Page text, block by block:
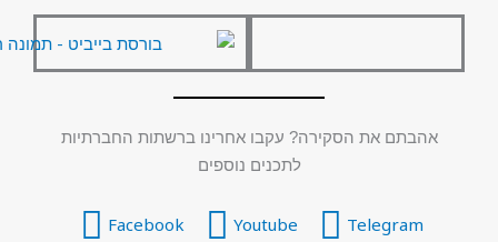
אהבתם את הסקירה? עקבו אחרינו ברשתות החברתיות
לתכנים נוספים
Telegram
Youtube
Facebook